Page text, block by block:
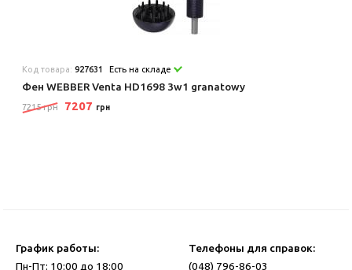
Код товара:927631 Есть на складе
Фен WEBBER Venta HD1698 3w1 granatowy
7215 грн 7207 грн
График работы:
Пн-Пт: 10:00 до 18:00
Телефоны для справок:
(048) 796-86-03